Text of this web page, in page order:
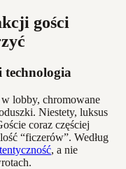
gości
technologia
w lobby, chromowane
Niestety, luksus
coraz częściej
“ficzerów”. Według
, a nie